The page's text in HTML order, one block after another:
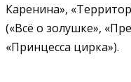
Каренина»,
(«Всё о золушке»,
«Принцесса цирка»).